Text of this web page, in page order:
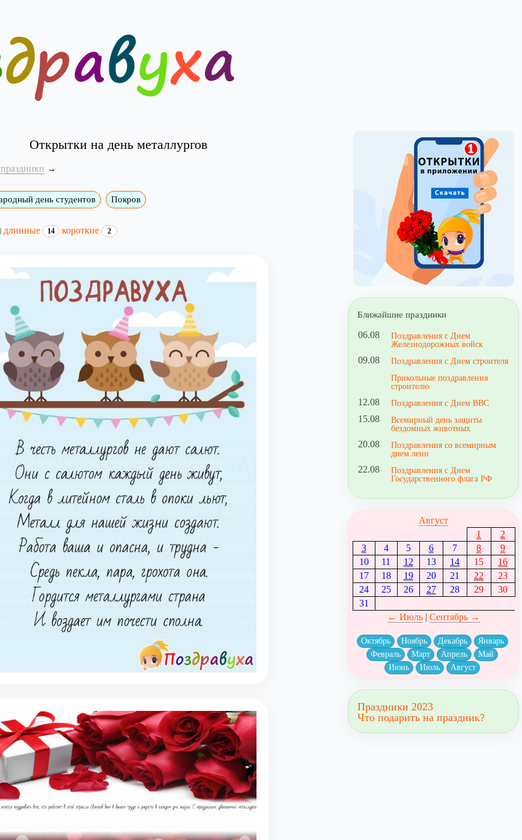
Открытки на день металлургов
день студентов Покров
длинные 14 короткие 2
Ближайшие праздники
06.08
Поздравления с Днем
Железнодорожных войск
09.08
Поздравления с Днем строителя
Прикольные поздравления
строителю
12.08 Поздравления с Днем ВВС
15.08
Всемирный день защиты
бездомных животных
20.08
Поздравления со всемирным
днем лени
22.08
Поздравления с Днем
Государственного флага РФ
Август
1
2
3
4 5 6 7 8
9
10
11 12 13 14 15
16
17
18 19 20 21 22
23
24
25 26 27 28 29
30
31
← Июль| Сентябрь →
Октябрь Ноябрь Декабрь
Январь
Февраль
Март Апрель
Май
Июнь
Июль Август
Праздники 2023
Что подарить на праздник?